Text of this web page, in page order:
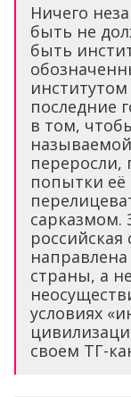
Ничего
быть не
быть
последние
в том,
переросли,
попытки её
сарказмом.
страны, а
условиях
своем ТГ-